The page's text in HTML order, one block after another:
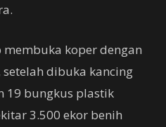
koper dengan
dibuka kancing
19 bungkus plastik
3.500 ekor benih